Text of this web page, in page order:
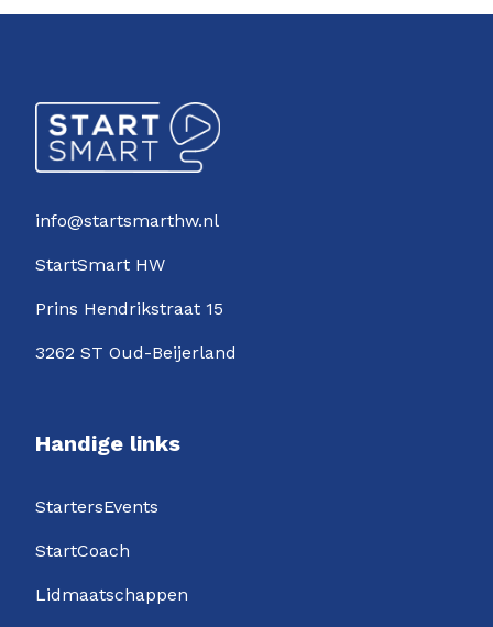
info@startsmarthw.nl
StartSmart HW
Prins Hendrikstraat 15
3262 ST Oud-Beijerland
Handige links
StartersEvents
StartCoach
Lidmaatschappen